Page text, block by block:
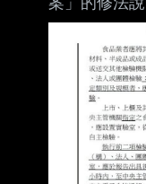
材料、半成
行政院的修
現「原材料
虞，就有通
務！ 各都會
、姜至剛、
下台！賴清